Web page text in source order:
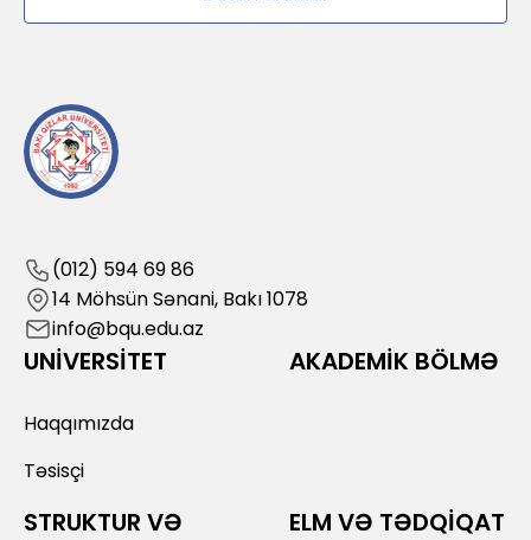
(012) 594 69 86
14 Möhsün Sənani, Bakı 1078
info@bqu.edu.az
UNİVERSİTET
Haqqımızda
Təsisçi
AKADEMİK BÖLMƏ
STRUKTUR VƏ
ELM VƏ TƏDQİQAT